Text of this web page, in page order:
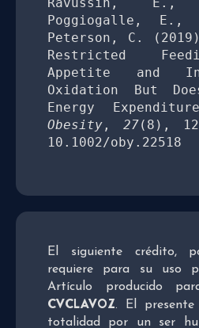
Ravussin,
Poggiogalle,
Peterson, C.
Restricted
Appetite and
Oxidation But
Obesity , 27(8),
10.1002/oby.22518
El siguiente crédito,
requiere para su uso
Artículo producido
CVCLAVOZ. El
totalidad por un ser